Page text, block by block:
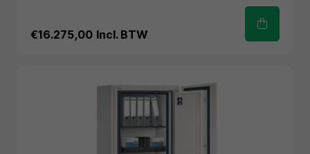
€16.275,00 Incl. BTW